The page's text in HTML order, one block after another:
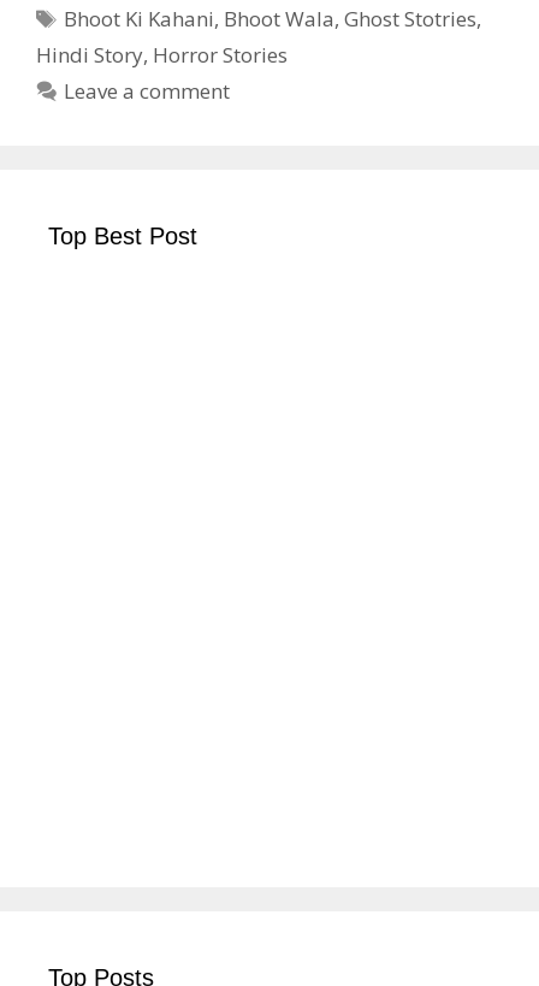
Tags
Bhoot Ki Kahani, Bhoot Wala,Ghost Stotries,
Hindi Story, Horror Stories
Leave a comment
Top Best Post
Top Posts